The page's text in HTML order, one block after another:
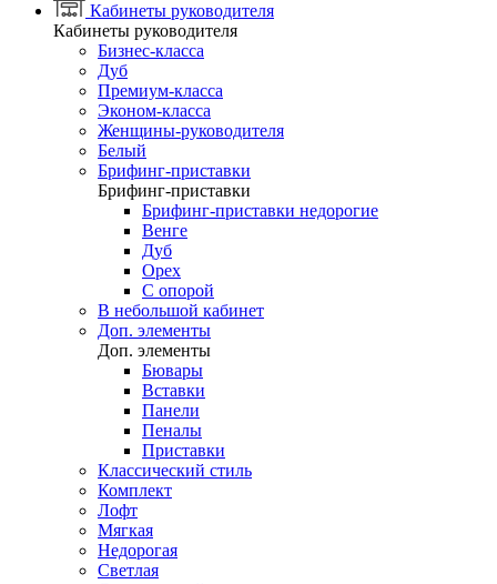
Кабинеты руководителя
Кабинеты руководителя
Бизнес-класса
Дуб
Премиум-класса
Эконом-класса
Женщины-руководителя
Белый
Брифинг-приставки
Брифинг-приставки
Брифинг-приставки недорогие
Венге
Дуб
Орех
С опорой
В небольшой кабинет
Доп. элементы
Доп. элементы
Бювары
Вставки
Панели
Пеналы
Приставки
Классический стиль
Комплект
Лофт
Мягкая
Недорогая
Светлая